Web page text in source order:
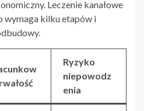
Leczenie kanałowe
wymaga kilku etapów i
Ryzyko
niepowodz
enia